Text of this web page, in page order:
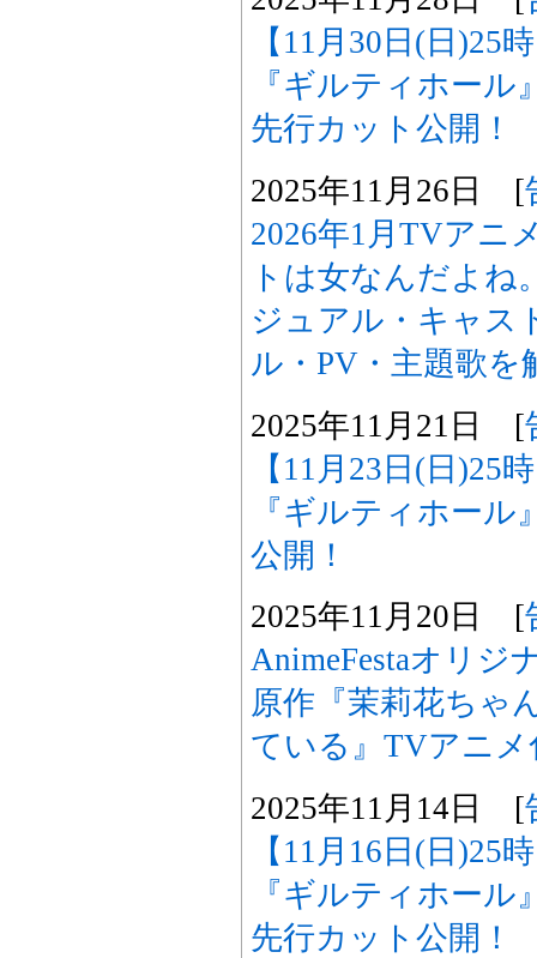
【11月30日(日)25
『ギルティホー
先行カット公開！
2025年11月26日 [
2026年1月TVアニ
トは女なんだよね
ジュアル・キャス
ル・PV・主題歌を
2025年11月21日 [
【11月23日(日)25
『ギルティホール
公開！
2025年11月20日 [
AnimeFestaオリジ
原作『茉莉花ちゃ
ている』TVアニメ
2025年11月14日 [
【11月16日(日)25
『ギルティホー
先行カット公開！